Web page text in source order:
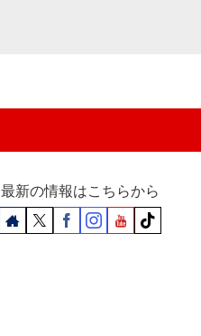
最新の情報はこちらから